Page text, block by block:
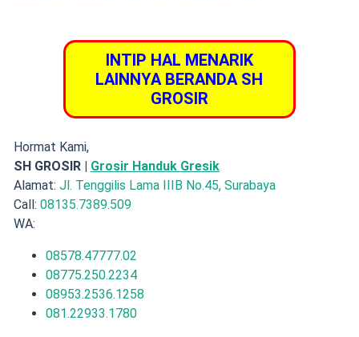
INTIP HAL MENARIK
LAINNYA BERANDA SH
GROSIR
Hormat Kami,
SH GROSIR | Grosir Handuk Gresik
Alamat: Jl. Tenggilis Lama IIIB No.45, Surabaya
Call: 08135.7389.509
WA:
08578.47777.02
08775.250.2234
08953.2536.1258
081.22933.1780